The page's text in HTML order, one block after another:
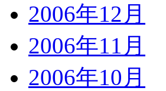
2006年12月
2006年11月
2006年10月